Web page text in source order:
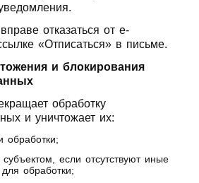
отказаться от e-
«Отписаться» в письме.
и блокирования
обработку
и уничтожает их:
обработки;
если отсутствуют иные
обработки;